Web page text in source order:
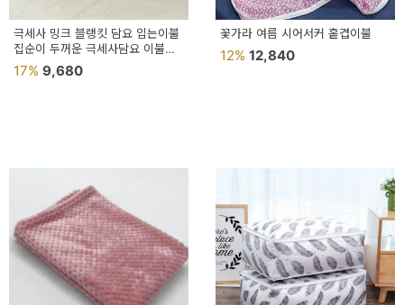
극세사 밍크 블랭킷 담요 입는이불
집순이 두꺼운 극세사담요 이불
차박담요
17% 9,680
꽃가라 여름 시어서커 홑겹이불
12% 12,840